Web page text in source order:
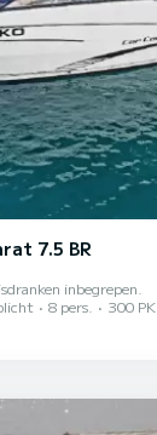
7.5 BR
7,5 BR Frisdranken inbegrepen.
8 pers. 300 PK